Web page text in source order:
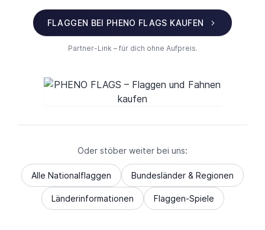
FLAGGEN BEI PHENO FLAGS KAUFEN
Partner-Link – für dich ohne Aufpreis.
Oder stöber weiter bei uns:
Alle Nationalflaggen Bundesländer & Regionen
Länderinformationen Flaggen-Spiele